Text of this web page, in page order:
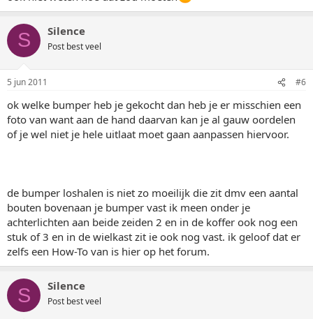
S Silence
Post best veel
5 jun 2011 #6
ok welke bumper heb je gekocht dan heb je er misschien een
foto van want aan de hand daarvan kan je al gauw oordelen
of je wel niet je hele uitlaat moet gaan aanpassen hiervoor.
de bumper loshalen is niet zo moeilijk die zit dmv een aantal
bouten bovenaan je bumper vast ik meen onder je
achterlichten aan beide zeiden 2 en in de koffer ook nog een
stuk of 3 en in de wielkast zit ie ook nog vast. ik geloof dat er
zelfs een How-To van is hier op het forum.
S Silence
Post best veel